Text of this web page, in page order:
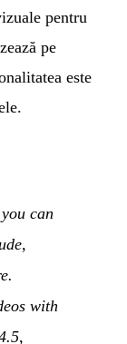
pentru
pe
este
can
with